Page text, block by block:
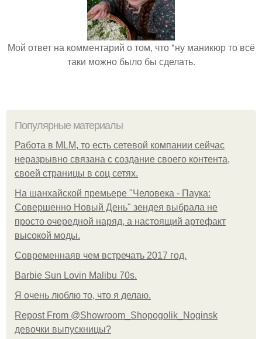
Мой ответ на комментарий о том, что "ну маникюр то всё
таки можно было бы сделать.
Популярные материалы
Работа в MLM, то есть сетевой компании сейчас
неразрывно связана с создание своего контента,
своей страницы в соц сетях.
На шанхайской премьере "Человека - Паука:
Совершенно Новый День" зендея выбрала не
просто очередной наряд, а настоящий артефакт
высокой моды.
Современнаяв чем встречать 2017 год.
Barbie Sun Lovin Malibu 70s.
Я очень люблю то, что я делаю.
Repost From @Showroom_Shopogolik_Noginsk
девочки выпускницы?